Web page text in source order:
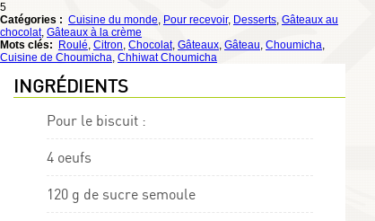
5
Catégories : Cuisine du monde, Pour recevoir, Desserts, Gâteaux au
chocolat, Gâteaux à la crème
Mots clés:
Roulé, Citron, Chocolat, Gâteaux, Gâteau, Choumicha,
Cuisine de Choumicha, Chhiwat Choumicha
INGRÉDIENTS
Pour le biscuit :
4 oeufs
120 g de sucre semoule